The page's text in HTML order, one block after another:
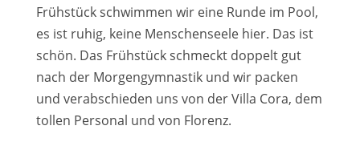
Frühstück schwim­men wir eine Runde im Pool,
es ist ruhig, kei­ne Menschenseele hier. Das ist
schön. Das Frühstück schmeckt dop­pelt gut
nach der Morgengymnastik und wir packen
und ver­ab­schie­den uns von der Villa Cora, dem
tol­len Personal und von Florenz.